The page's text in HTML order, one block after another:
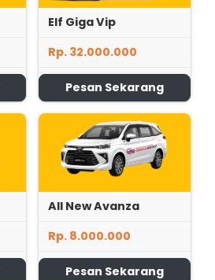
Elf Giga Vip
Rp. 32.000.000
Pesan Sekarang
All New Avanza
Rp. 8.000.000
Pesan Sekarang